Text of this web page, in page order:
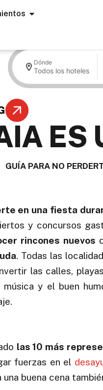
Dónde
Todos los hoteles
ES
GUÍA PARA NO
en una fiesta
y concursos
rincones nuevos
. Todas las
las calles,
música y el buen
las 10 más
fuerzas en el
una buena cena